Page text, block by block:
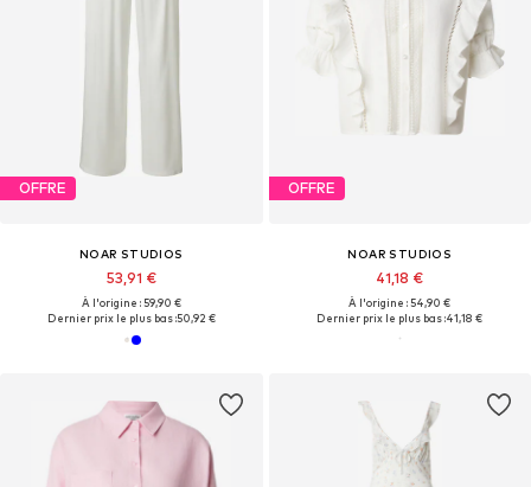
OFFRE
NOAR STUDIOS
53,91 €
À l'origine : 59,90 €
Dernier prix le plus bas :50,92 €
OFFRE
NOAR STUDIOS
41,18 €
À l'origine : 54,90 €
Dernier prix le plus bas :41,18 €